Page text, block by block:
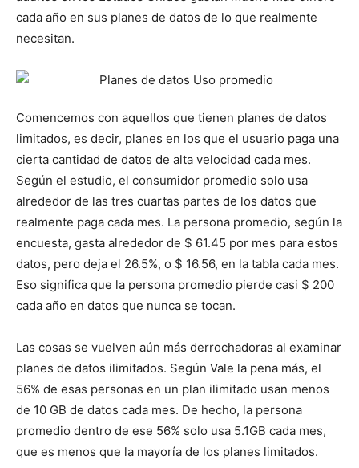
cada año en sus planes de datos de lo que realmente
necesitan.
Comencemos con aquellos que tienen planes de datos
limitados, es decir, planes en los que el usuario paga una
cierta cantidad de datos de alta velocidad cada mes.
Según el estudio, el consumidor promedio solo usa
alrededor de las tres cuartas partes de los datos que
realmente paga cada mes. La persona promedio, según la
encuesta, gasta alrededor de $ 61.45 por mes para estos
datos, pero deja el 26.5%, o $ 16.56, en la tabla cada mes.
Eso significa que la persona promedio pierde casi $ 200
cada año en datos que nunca se tocan.
Las cosas se vuelven aún más derrochadoras al examinar
planes de datos ilimitados. Según Vale la pena más, el
56% de esas personas en un plan ilimitado usan menos
de 10 GB de datos cada mes. De hecho, la persona
promedio dentro de ese 56% solo usa 5.1GB cada mes,
que es menos que la mayoría de los planes limitados.